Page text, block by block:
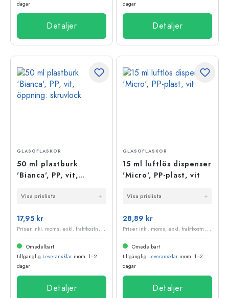
dagar
Detaljer
dagar
Detaljer
GLASOFLASKOR
50 ml plastburk
'Bianca', PP, vit,
Visa prislista
17,95 kr
P
riser inkl. moms, exkl. fraktkostnader
Omedelbart
tillgänglig.Leveransklar inom: 1–2
dagar
Detaljer
GLASOFLASKOR
15 ml luftlös dispenser
'Micro', PP-plast, vit
Visa prislista
28,89 kr
P
riser inkl. moms, exkl. fraktkostnader
Omedelbart
tillgänglig.Leveransklar inom: 1–2
dagar
Detaljer